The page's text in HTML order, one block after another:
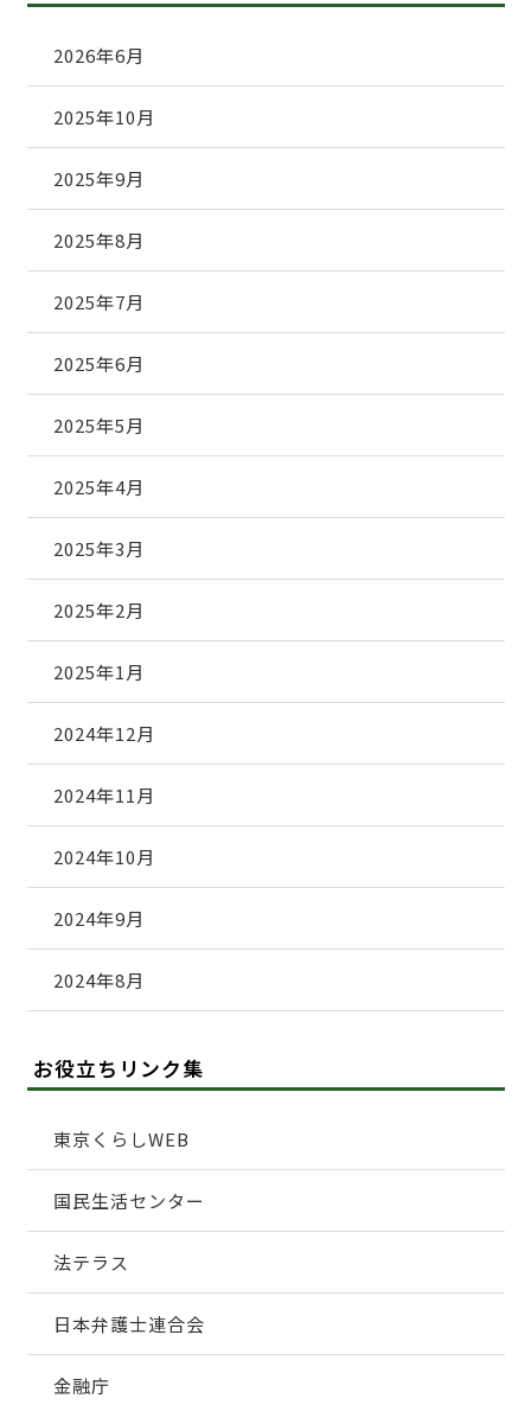
2026年6月
2025年10月
2025年9月
2025年8月
2025年7月
2025年6月
2025年5月
2025年4月
2025年3月
2025年2月
2025年1月
2024年12月
2024年11月
2024年10月
2024年9月
2024年8月
お役立ちリンク集
東京くらしWEB
国民生活センター
法テラス
日本弁護士連合会
金融庁